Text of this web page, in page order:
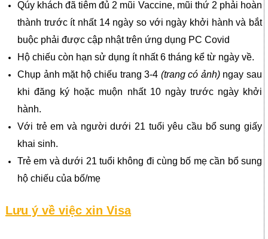
Qúy khách đã tiêm đủ 2 mũi Vaccine, mũi thứ 2 phải hoàn
thành trước ít nhất 14 ngày so với ngày khởi hành và bắt
buộc phải được cập nhật trên ứng dụng PC Covid
Hộ chiếu còn hạn sử dụng ít nhất 6 tháng kể từ ngày về.
Chụp ảnh mặt hộ chiếu trang 3-4 (trang có ảnh)ngay sau
khi đăng ký hoặc muộn nhất 10 ngày trước ngày khởi
hành.
Với trẻ em và người dưới 21 tuổi yêu cầu bổ sung giấy
khai sinh.
Trẻ em và dưới 21 tuổi không đi cùng bố mẹ cần bổ sung
hộ chiếu của bố/mẹ
Lưu ý về việc xin Visa